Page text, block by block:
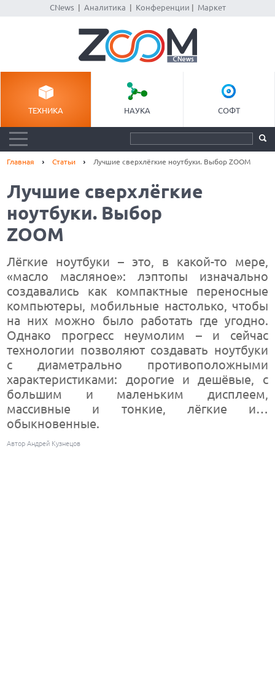
CNews| Аналитика Конференции Маркет
ТЕХНИКА НАУКА СОФТ
Главная Статьи Лучшие сверхлёгкие ноутбуки. Выбор ZOOM
Лучшие сверхлёгкие
ноутбуки. Выбор
ZOOM
Лёгкие ноутбуки – это, в какой-то мере,
«масло масляное»: лэптопы изначально
создавались как компактные переносные
компьютеры, мобильные настолько, чтобы
на них можно было работать где угодно.
Однако прогресс неумолим – и сейчас
технологии позволяют создавать ноутбуки
с диаметрально противоположными
характеристиками: дорогие и дешёвые, с
большим и маленьким дисплеем,
массивные и тонкие, лёгкие и…
обыкновенные.
Автор Андрей Кузнецов